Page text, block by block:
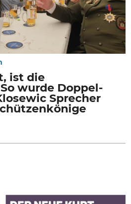
ist die
wurde Doppel-
Sprecher